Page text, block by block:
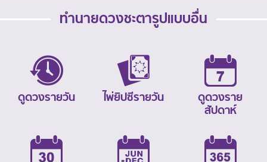
ทำนายดวงชะตารูปแบบอื่น
ดูดวงรายวัน ไพ่ยิปซีรายวัน
ดูดวงราย
สัปดาห์